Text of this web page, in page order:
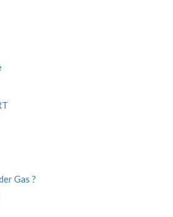
Gas ?